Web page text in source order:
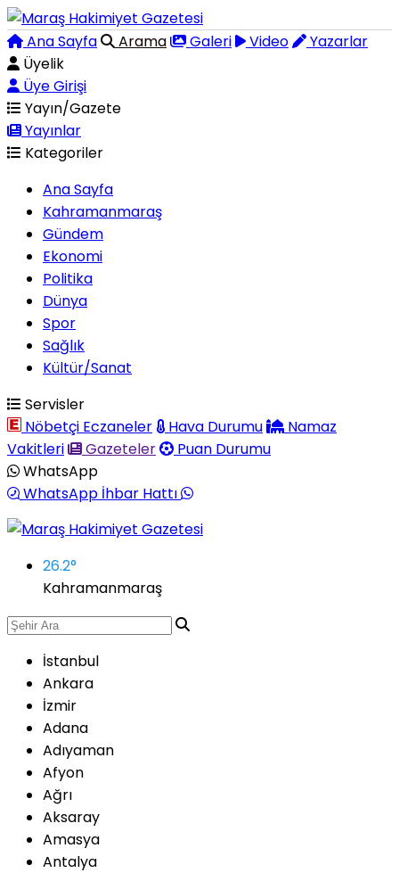
Ana Sayfa Arama Galeri Video
Yazarlar
Üyelik
Üye Girişi
Yayın/Gazete
Yayınlar
Kategoriler
Ana Sayfa
Kahramanmaraş
Gündem
Ekonomi
Politika
Dünya
Spor
Sağlık
Kültür/Sanat
Servisler
Nöbetçi Eczaneler
Hava Durumu
Namaz
Vakitleri
Gazeteler
Puan Durumu
WhatsApp
WhatsApp İhbar Hattı
26.2°
Kahramanmaraş
İstanbul
Ankara
İzmir
Adana
Adıyaman
Afyon
Ağrı
Aksaray
Amasya
Antalya